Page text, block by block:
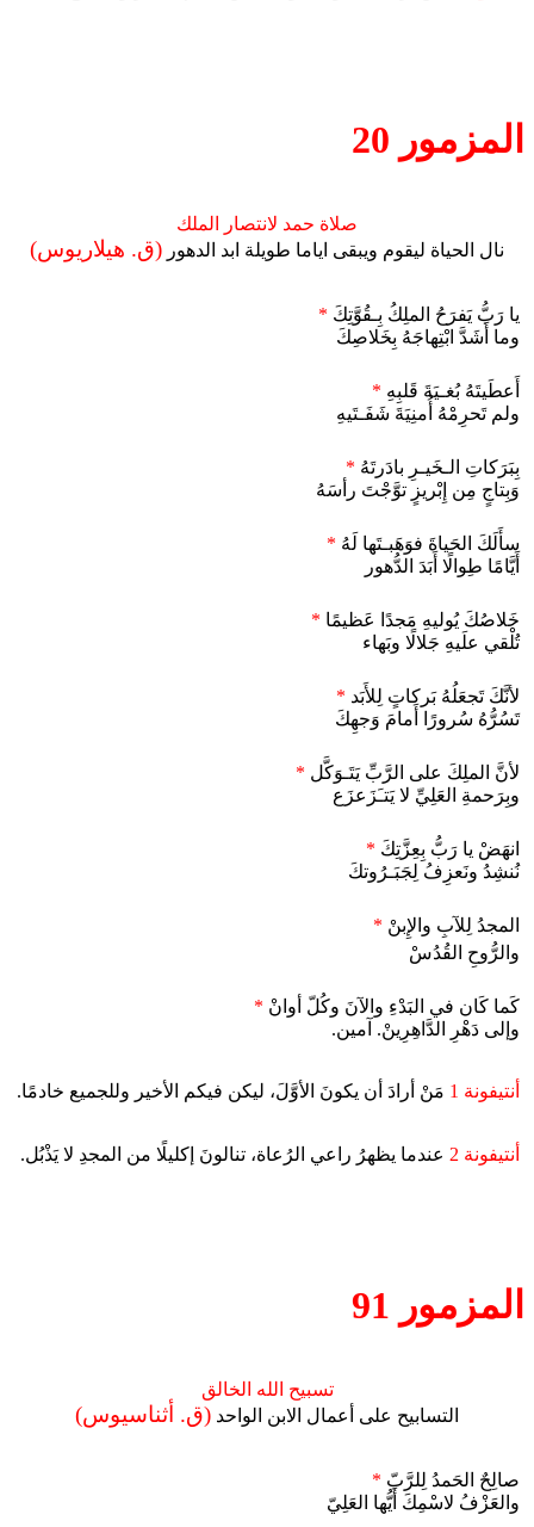
المزمور 20
صلاة حمد لانتصار الملك
نال الحياة ليقوم ويبقى اياما طويلة ابد الدهور (ق. هيلاريوس)
يا رَبُّ يَفرَحُ الملِكُ بِـقُوَّتِكَ *
وما أَشَدَّ ابْتِهاجَهُ بِخَلاصِكَ
أَعطَيتَهُ بُغـيَةَ قَلبِهِ *
ولم تَحرِمْهُ أُمنِيَةَ شَفَـتَيهِ
بِبَرَكاتِ الـخَيـرِ بادَرتَهُ *
وَبِتاجٍ مِن إِبْريزٍ توَّجْتَ رأسَهُ
سأَلَكَ الحَياةَ فوَهَبـتَها لَهُ *
أَيَّامًا طِوالًا أَبَدَ الدُّهور
خَلاصُكَ يُوليهِ مَجدًا عَظيمًا *
تُلْقي علَيهِ جَلالًا وبَهاء
لأنَّكَ تَجعَلُهُ بَركاتٍ لِلأَبَد *
تَسُرُّهُ سُرورًا أَمامَ وَجهِكَ
لأنَّ الملِكَ على الرَّبِّ يَتَـوَكَّل *
وبِرَحمةِ العَلِيِّ لا يَتـَزَعزَع
انهَضْ يا رَبُّ بِعِزَّتِكَ *
نُنشِدُ ونَعزِفُ لِجَبَـرُوتكَ
المجدُ لِلآبِ والإِبنْ *
والرُّوحِ القُدُسْ
كَما كَان في البَدْءِ والآنَ وكُلّ أوانْ *
وإلى دَهْرِ الدَّاهِرِينْ. آمين.
أنتيفونة 1 مَنْ أرادَ أن يكونَ الأوَّلَ، ليكن فيكم الأخير وللجميع خادمًا.
أنتيفونة 2 عندما يظهرُ راعي الرُعاة، تنالونَ إكليلًا من المجدِ لا يَذْبُل.
المزمور 91
تسبيح الله الخالق
التسابيح على أعمال الابن الواحد (ق. أثناسيوس)
صالِحٌ الحَمدُ لِلرَّبّ *
والعَزْفُ لاسْمِكَ أَيُّها العَلِيّ